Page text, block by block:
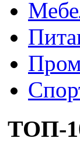
ТОП-